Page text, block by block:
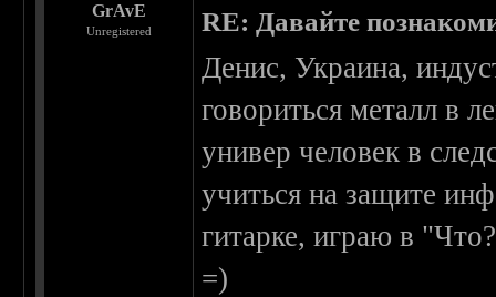
GrAvE
Unregistered RE: Давайте
Денис, Украина,
говориться металл в
универ человек в
учиться на защите
гитарке, играю в
=)